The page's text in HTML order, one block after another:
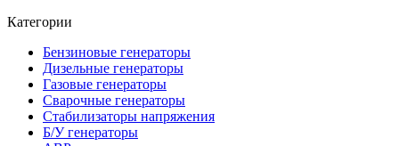
Категории
Бензиновые генераторы
Дизельные генераторы
Газовые генераторы
Сварочные генераторы
Стабилизаторы напряжения
Б/У генераторы